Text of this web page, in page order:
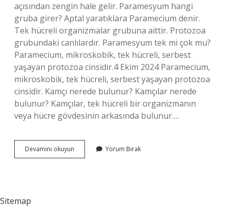
açısından zengin hale gelir. Paramesyum hangi
gruba girer? Aptal yaratıklara Paramecium denir.
Tek hücreli organizmalar grubuna aittir. Protozoa
grubundaki canlılardır. Paramesyum tek mi çok mu?
Paramecium, mikroskobik, tek hücreli, serbest
yaşayan protozoa cinsidir.4 Ekim 2024 Paramecium,
mikroskobik, tek hücreli, serbest yaşayan protozoa
cinsidir. Kamçı nerede bulunur? Kamçılar nerede
bulunur? Kamçılar, tek hücreli bir organizmanın
veya hücre gövdesinin arkasında bulunur.…
Devamını okuyun Paramesyum
Kamçılı
Yorum Bırak
Sitemap